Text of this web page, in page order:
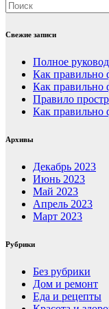
Свежие записи
Полное
Как правильно
Как правильно
Правило
Как правильно
Архивы
Декабрь 2023
Июнь 2023
Май 2023
Апрель 2023
Март 2023
Рубрики
Без рубрики
Дом и ремонт
Еда и рецепты